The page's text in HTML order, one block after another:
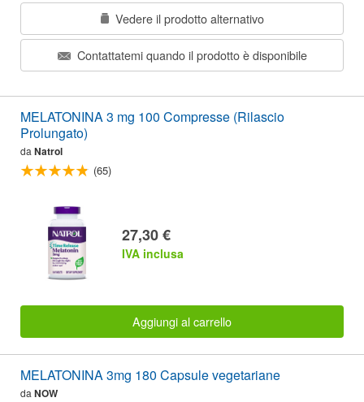
Vedere il prodotto alternativo
Contattatemi quando il prodotto è disponibile
MELATONINA 3 mg 100 Compresse (Rilascio
Prolungato)
daNatrol
(65)
27,30 €
IVA inclusa
Aggiungi al carrello
MELATONINA 3mg 180 Capsule vegetariane
da NOW